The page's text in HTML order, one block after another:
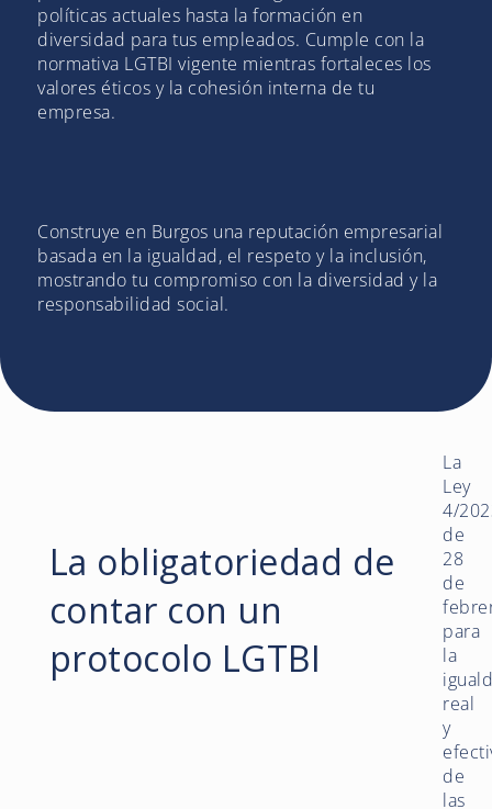
políticas actuales hasta la formación en
diversidad para tus empleados. Cumple con la
normativa LGTBI vigente mientras fortaleces los
valores éticos y la cohesión interna de tu
empresa.
Construye en Burgos una reputación empresarial
basada en la igualdad, el respeto y la inclusión,
mostrando tu compromiso con la diversidad y la
responsabilidad social.
La obligatoriedad de
contar con un
protocolo LGTBI
La
Ley
4/
de
28
de
para
la
real
y
de
las